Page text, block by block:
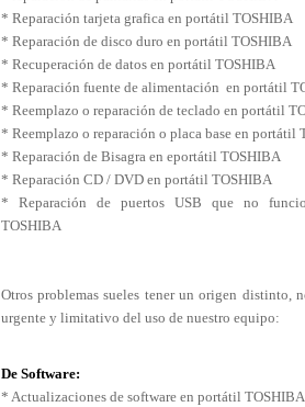
* Reparación tarjeta grafica en portátil TOSHIBA
* Reparación de disco duro en portátil TOSHIBA
* Recuperación de datos en portátil TOSHIBA
* Reparación fuente de alimentación en portátil
* Reemplazo o reparación de teclado en portátil
* Reemplazo o reparación o placa base en portátil
* Reparación de Bisagra en eportátil TOSHIBA
* Reparación CD / DVD en portátil TOSHIBA
* Reparación de puertos USB que no
TOSHIBA
Otros problemas sueles tener un origen distinto,
urgente y limitativo del uso de nuestro equipo:
De Software:
* Actualizaciones de software en portátil TOSHIBA